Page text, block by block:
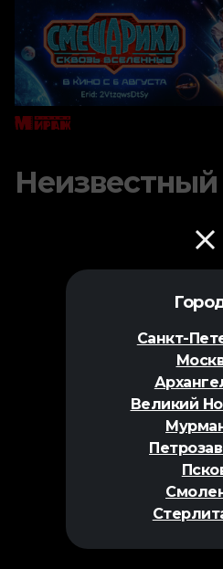
Санкт-
Великий
Неизвестный